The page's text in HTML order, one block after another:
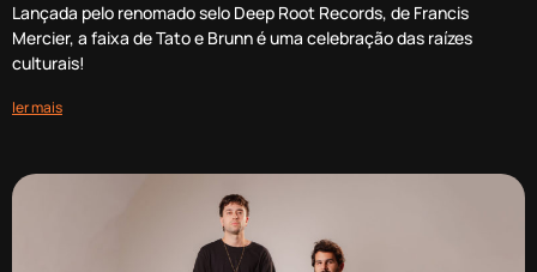
Lançada pelo renomado selo Deep Root Records, de Francis
Mercier, a faixa de Tato e Brunn é uma celebração das raízes
culturais!
ler mais